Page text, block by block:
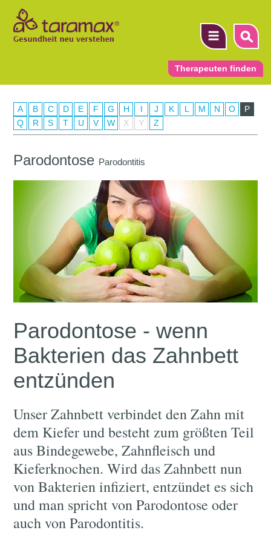
Therapeuten finden
A B C D E F G H I J K L M N O
P
Q
R S T U V W X Y Z
Parodontose Parodontitis
Parodontose - wenn
Bakterien das Zahnbett
entzünden
Unser Zahnbett verbindet den Zahn mit
dem Kiefer und besteht zum größten Teil
aus Bindegewebe, Zahnfleisch und
Kieferknochen. Wird das Zahnbett nun
von Bakterien infiziert, entzündet es sich
und man spricht von Parodontose oder
auch von Parodontitis.